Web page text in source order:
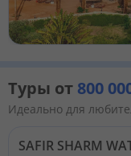
Туры от 800
Идеально для